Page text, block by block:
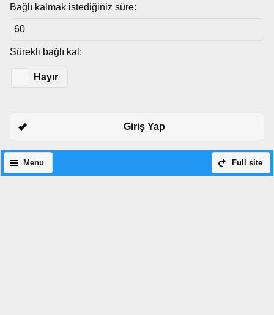
Bağlı kalmak istediğiniz süre:
Sürekli bağlı kal:
Hayır
Giriş Yap
Full site
Menu